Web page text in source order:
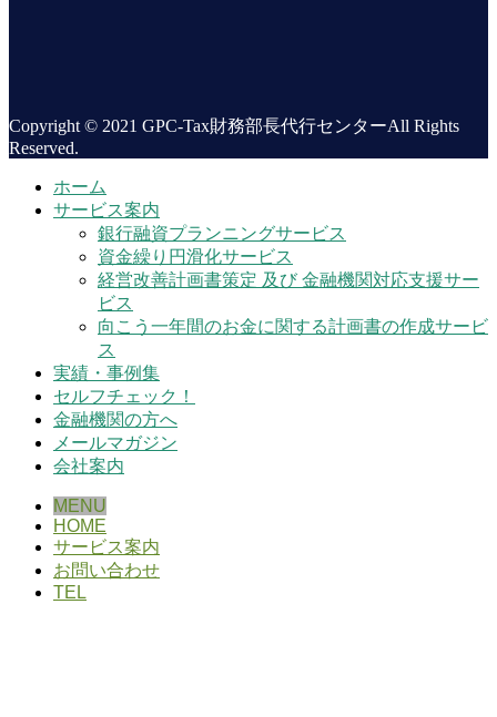
Copyright © 2021 GPC-Tax財務部長代行センターAll Rights
Reserved.
ホーム
サービス案内
銀行融資プランニングサービス
資金繰り円滑化サービス
経営改善計画書策定 及び 金融機関対応支援サー
ビス
向こう一年間のお金に関する計画書の作成サービ
ス
実績・事例集
セルフチェック！
金融機関の方へ
メールマガジン
会社案内
MENU
HOME
サービス案内
お問い合わせ
TEL